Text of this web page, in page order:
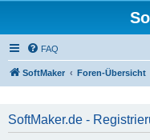
FAQ
SoftMaker Foren-Übersicht
SoftMaker.de -